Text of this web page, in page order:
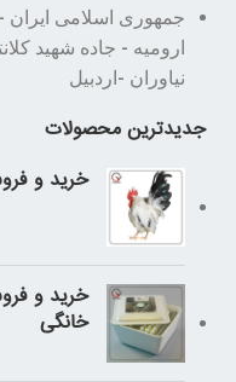
جمهوری اسلامی ایران
ارومیه - جاده شهید
نیاوران -اردبیل
جدیدترین محصولات
خرید و
خانگی